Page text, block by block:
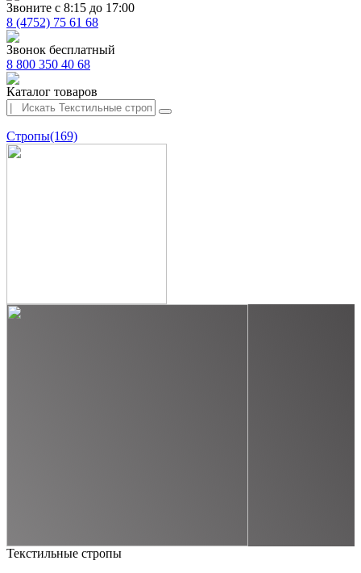
Звоните с 8:15 до 17:00
8 (4752) 75 61 68
Звонок бесплатный
8 800 350 40 68
Каталог товаров
Стропы(169)
Текстильные стропы